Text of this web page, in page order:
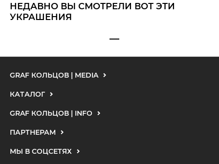
НЕДАВНО ВЫ СМОТРЕЛИ ВОТ ЭТИ
УКРАШЕНИЯ
GRAF КОЛЬЦОВ | MEDIA
КАТАЛОГ
GRAF КОЛЬЦОВ | INFO
ПАРТНЕРАМ
МЫ В СОЦСЕТЯХ